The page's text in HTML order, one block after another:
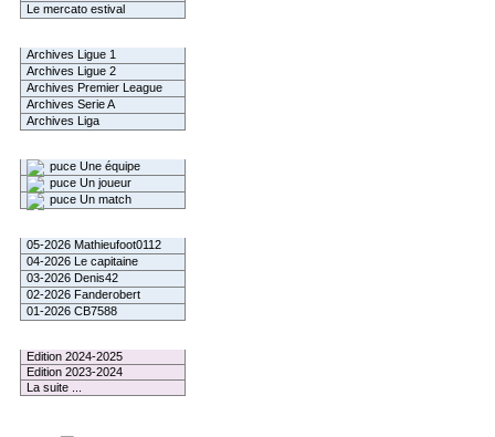
Le mercato estival
Archives Ligue 1
Archives Ligue 2
Archives Premier League
Archives Serie A
Archives Liga
Une équipe
Un joueur
Un match
05-2026 Mathieufoot0112
04-2026 Le capitaine
03-2026 Denis42
02-2026 Fanderobert
01-2026 CB7588
Edition 2024-2025
Edition 2023-2024
La suite ...